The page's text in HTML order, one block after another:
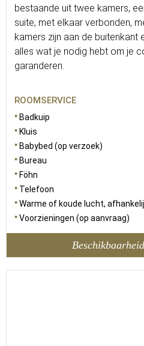
bestaande uit twee kamers,
suite, met elkaar verbonden,
kamers zijn aan de buitenkant
alles wat je nodig hebt om je
garanderen.
ROOMSERVICE
Badkuip
Kluis
Babybed (op verzoek)
Bureau
Föhn
Telefoon
Warme of koude lucht,
Voorzieningen (op aanvraag)